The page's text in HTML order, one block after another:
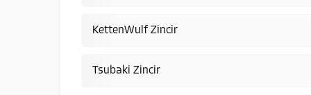
KettenWulf Zincir
Tsubaki Zincir